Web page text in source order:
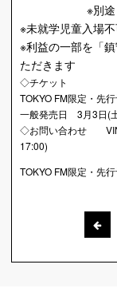
※別途ドリン
※未就学児童入場
※利益の一部を「
ただきます
◇チケット
TOKYO FM限定・先
一般発売日 3月3日(
◇お問い合わせ
17:00)
TOKYO FM限定・先